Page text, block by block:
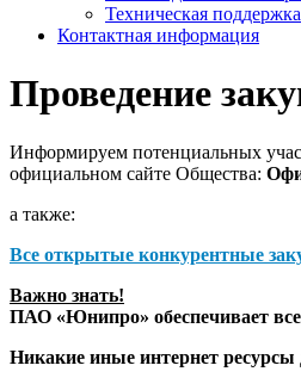
Техническая поддержка
Контактная информация
Проведение
Информируем потенциальных
официальном сайте Общества:
а также:
Все открытые конкурентные
Важно знать!
ПАО «Юнипро» обеспечивает
Никакие иные интернет